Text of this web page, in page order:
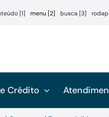
[1] menu [2] busca [3]
Crédito